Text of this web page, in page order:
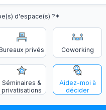
d'espace(s) ?*
privés Coworking
Séminaires &
privatisations
Aidez-moi à
décider